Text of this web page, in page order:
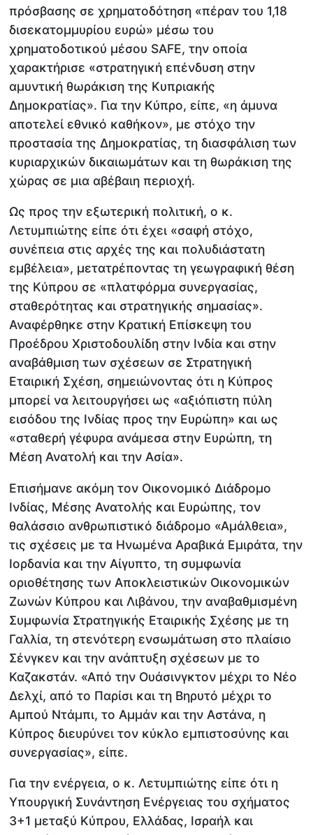
πρόσβασης σε χρηματοδότηση «πέραν του 1,18
δισεκατομμυρίου ευρώ» μέσω του
χρηματοδοτικού μέσου SAFE, την οποία
χαρακτήρισε «στρατηγική επένδυση στην
αμυντική θωράκιση της Κυπριακής
Δημοκρατίας». Για την Κύπρο, είπε, «η άμυνα
αποτελεί εθνικό καθήκον», με στόχο την
προστασία της Δημοκρατίας, τη διασφάλιση των
κυριαρχικών δικαιωμάτων και τη θωράκιση της
χώρας σε μια αβέβαιη περιοχή.
Ως προς την εξωτερική πολιτική, ο κ.
Λετυμπιώτης είπε ότι έχει «σαφή στόχο,
συνέπεια στις αρχές της και πολυδιάστατη
εμβέλεια», μετατρέποντας τη γεωγραφική θέση
της Κύπρου σε «πλατφόρμα συνεργασίας,
σταθερότητας και στρατηγικής σημασίας».
Αναφέρθηκε στην Κρατική Επίσκεψη του
Προέδρου Χριστοδουλίδη στην Ινδία και στην
αναβάθμιση των σχέσεων σε Στρατηγική
Εταιρική Σχέση, σημειώνοντας ότι η Κύπρος
μπορεί να λειτουργήσει ως «αξιόπιστη πύλη
εισόδου της Ινδίας προς την Ευρώπη» και ως
«σταθερή γέφυρα ανάμεσα στην Ευρώπη, τη
Μέση Ανατολή και την Ασία».
Επισήμανε ακόμη τον Οικονομικό Διάδρομο
Ινδίας, Μέσης Ανατολής και Ευρώπης, τον
θαλάσσιο ανθρωπιστικό διάδρομο «Αμάλθεια»,
τις σχέσεις με τα Ηνωμένα Αραβικά Εμιράτα, την
Ιορδανία και την Αίγυπτο, τη συμφωνία
οριοθέτησης των Αποκλειστικών Οικονομικών
Ζωνών Κύπρου και Λιβάνου, την αναβαθμισμένη
Συμφωνία Στρατηγικής Εταιρικής Σχέσης με τη
Γαλλία, τη στενότερη ενσωμάτωση στο πλαίσιο
Σένγκεν και την ανάπτυξη σχέσεων με το
Καζακστάν. «Από την Ουάσινγκτον μέχρι το Νέο
Δελχί, από το Παρίσι και τη Βηρυτό μέχρι το
Αμπού Ντάμπι, το Αμμάν και την Αστάνα, η
Κύπρος διευρύνει τον κύκλο εμπιστοσύνης και
συνεργασίας», είπε.
Για την ενέργεια, ο κ. Λετυμπιώτης είπε ότι η
Υπουργική Συνάντηση Ενέργειας του σχήματος
3+1 μεταξύ Κύπρου, Ελλάδας, Ισραήλ και